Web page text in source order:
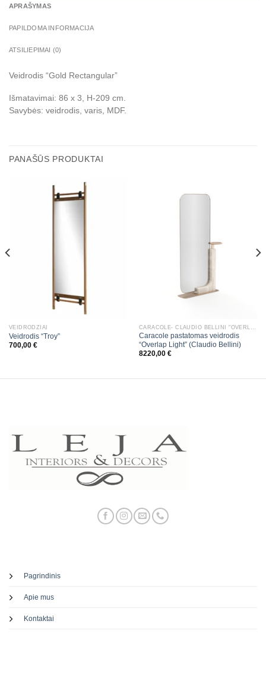
APRAŠYMAS
PAPILDOMA INFORMACIJA
ATSILIEPIMAI (0)
Veidrodis “Gold Rectangular”
Išmatavimai: 86 x 3, H-209 cm.
Savybės: veidrodis, varis, MDF.
PANAŠŪS PRODUKTAI
VEIDRODŽIAI
Veidrodis “Troy”
700,00 €
Caracole pastatomas veidrodis
“Overlap Light” (Claudio Bellini)
8220,00 €
Pagrindinis
Apie mus
Kontaktai